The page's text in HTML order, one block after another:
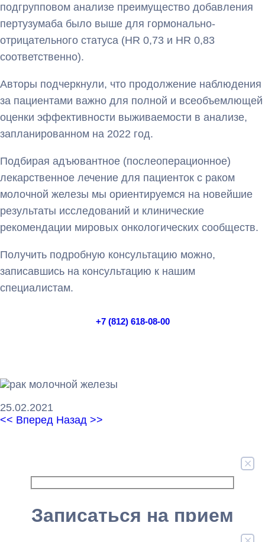
подгрупповом анализе преимущество добавления
пертузумаба было выше для гормонально-
отрицательного статуса (HR 0,73 и HR 0,83
соответственно).
Авторы подчеркнули, что продолжение наблюдения
за пациентами важно для полной и всеобъемлющей
оценки эффективности выживаемости в анализе,
запланированном на 2022 год.
Подбирая адъювантное (послеоперационное)
лекарственное лечение для пациенток с раком
молочной железы мы ориентируемся на новейшие
результаты исследований и клинические
рекомендации мировых онкологических сообществ.
Получить подробную консультацию можно,
записавшись на консультацию к нашим
специалистам.
+7 (812) 618-08-00
25.02.2021
<< Вперед Назад >>
Наши преимущества
Записаться на прием
Записаться на прием